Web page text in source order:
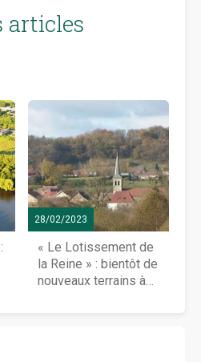
articles
28/02/2023
« Le Lotissement de
la Reine » : bientôt de
nouveaux terrains à